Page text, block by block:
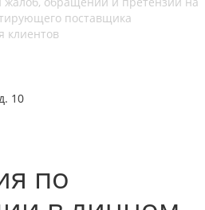
поставщика
клиентов
10
по